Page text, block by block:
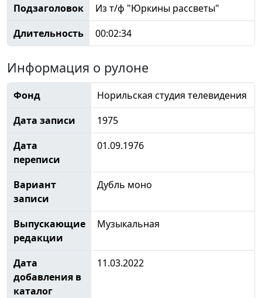
Подзаголовок
Из т/ф "Юркины рассветы"
Длительность
00:02:34
Информация о рулоне
Фонд
Норильская студия телевидения
Дата записи
1975
Дата
переписи
01.09.1976
Вариант
записи
Дубль моно
Выпускающие
редакции
Музыкальная
Дата
добавления в
каталог
11.03.2022